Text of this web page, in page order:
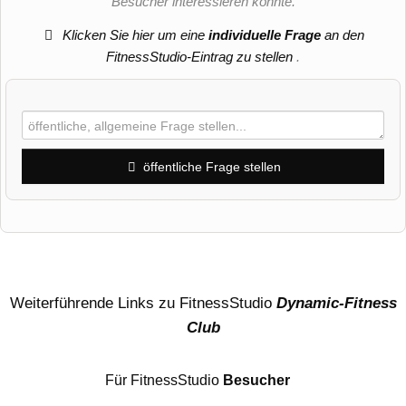
Klicken Sie hier um eineindividuelle Frage an den
FitnessStudio-Eintrag zu stellen .
öffentliche Frage stellen
Weiterführende Links zu FitnessStudio Dynamic-Fitness
Club
Für FitnessStudio Besucher